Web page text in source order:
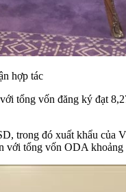
hợp tác
tổng vốn đăng ký đạt
trong đó xuất khẩu của
với tổng vốn ODA